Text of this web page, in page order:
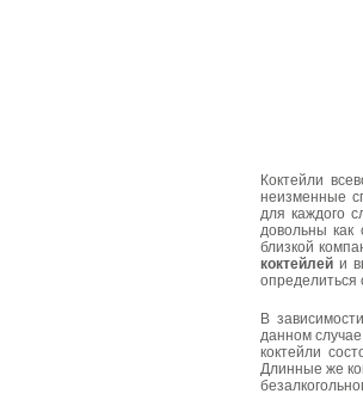
Коктейли
неизменные
для каждого
довольны как
близкой
коктейлей и
определиться
В
данном
коктейли
Длинные же